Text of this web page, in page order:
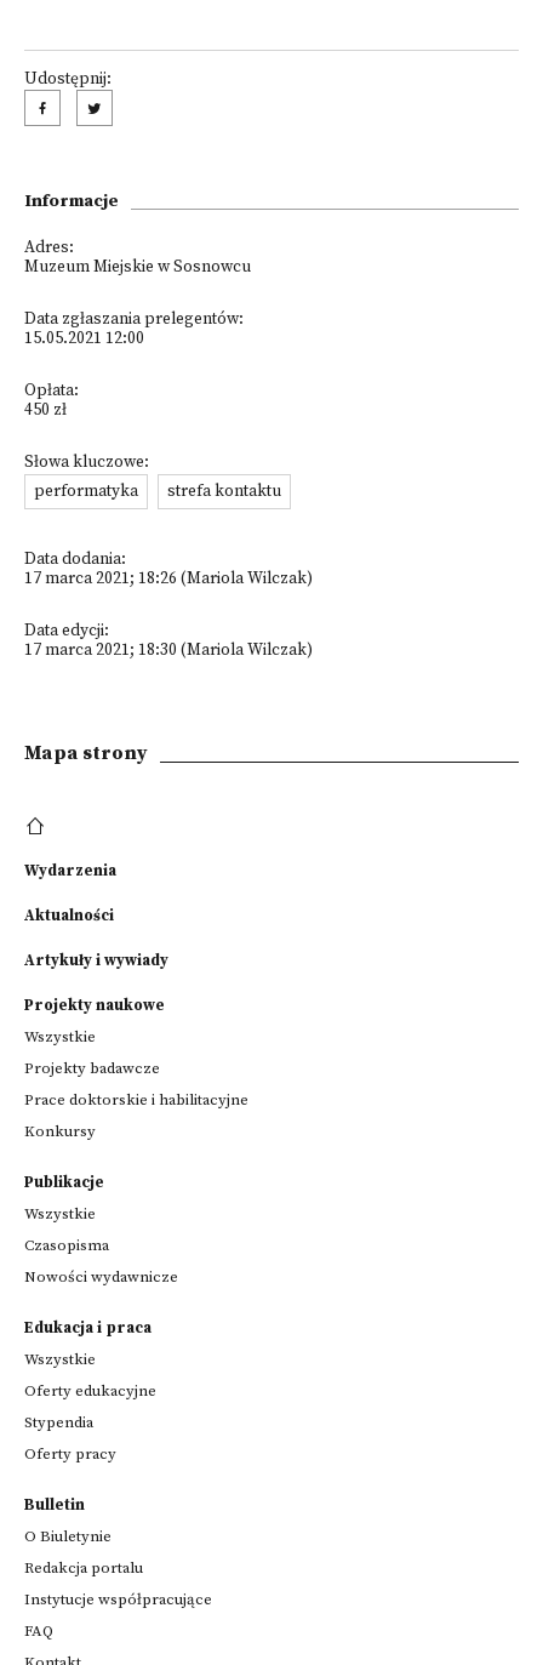
Udostępnij:
Informacje
Adres:
Muzeum Miejskie w Sosnowcu
Data zgłaszania prelegentów:
15.05.2021 12:00
Opłata:
450 zł
Słowa kluczowe:
performatyka
strefa kontaktu
Data dodania:
17 marca 2021; 18:26 (Mariola Wilczak)
Data edycji:
17 marca 2021; 18:30 (Mariola Wilczak)
Mapa strony
Wydarzenia
Aktualności
Artykuły i wywiady
Projekty naukowe
Wszystkie
Projekty badawcze
Prace doktorskie i habilitacyjne
Konkursy
Publikacje
Wszystkie
Czasopisma
Nowości wydawnicze
Edukacja i praca
Wszystkie
Oferty edukacyjne
Stypendia
Oferty pracy
Bulletin
O Biuletynie
Redakcja portalu
Instytucje współpracujące
FAQ